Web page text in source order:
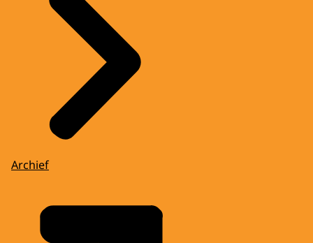
Archief